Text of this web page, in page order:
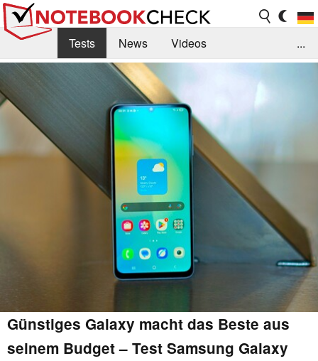
Tests News
Videos
Benchmarks & Tech
Externe Tests
Kaufberatung
Deals Suche
Forum
...
Günstiges Galaxy macht das Beste aus
seinem Budget – Test Samsung Galaxy